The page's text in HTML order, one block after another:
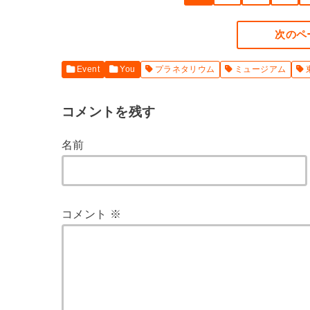
次の
Event You プラネタリウム ミュージアム
コメントを残す
名前
コメント ※